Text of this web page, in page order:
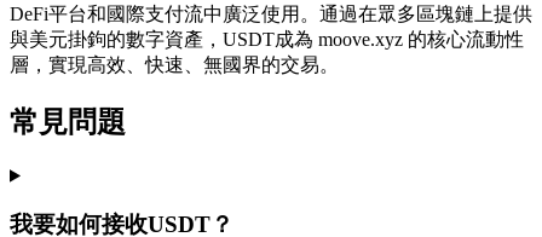
DeFi平台和國際支付流中廣泛使用。通過在眾多區塊鏈上提供
與美元掛鉤的數字資產，USDT成為 moove.xyz 的核心流動性
層，實現高效、快速、無國界的交易。
常見問題
我要如何接收USDT？